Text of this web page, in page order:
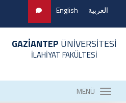
English العربية
GAZİANTEP ÜNİVERSİTESİ
İLAHİYAT FAKÜLTESİ
MENÜ